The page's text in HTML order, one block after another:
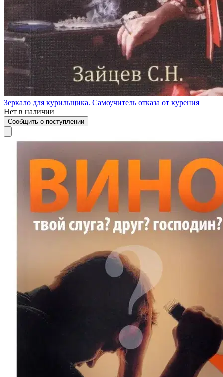
Зеркало для курильщика. Самоучитель отказа от курения
Нет в наличии
Сообщить о поступлении